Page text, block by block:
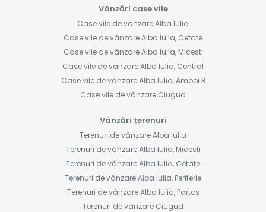
Vânzări case vile
Case vile de vânzare Alba Iulia
Case vile de vânzare Alba Iulia, Cetate
Case vile de vânzare Alba Iulia, Micesti
Case vile de vânzare Alba Iulia, Central
Case vile de vânzare Alba Iulia, Ampoi 3
Case vile de vânzare Ciugud
Vânzări terenuri
Terenuri de vânzare Alba Iulia
Terenuri de vânzare Alba Iulia, Micesti
Terenuri de vânzare Alba Iulia, Cetate
Terenuri de vânzare Alba Iulia, Periferie
Terenuri de vânzare Alba Iulia, Partos
Terenuri de vânzare Ciugud